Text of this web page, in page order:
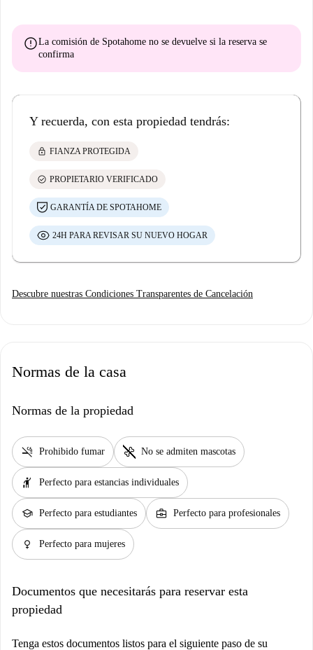
errorLa comisión de Spotahome no se devuelve si la reserva se
confirma
Y recuerda, con esta propiedad tendrás:
lock FIANZA PROTEGIDA
check_circle PROPIETARIO VERIFICADO
GARANTÍA DE SPOTAHOME
24H PARA REVISAR SU NUEVO HOGAR
Descubre nuestras Condiciones Transparentes de Cancelación
Normas de la casa
Normas de la propiedad
smoke_free Prohibido fumar pet_supplies No se admiten mascotas
hail Perfecto para estancias individuales
school Perfecto para estudiantes business_center Perfecto para profesionales
female Perfecto para mujeres
Documentos que necesitarás para reservar esta
propiedad
Tenga estos documentos listos para el siguiente paso de su